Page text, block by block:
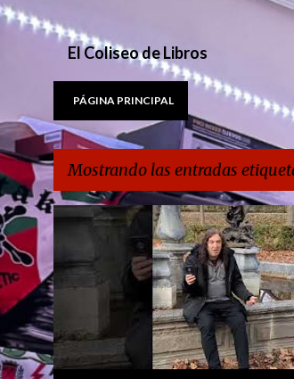
El Coliseo de Libros
PÁGINA PRINCIPAL
Mostrando las entradas
E
n
t
a
d
#ARANJUEZ #LUISCELAÁ
#POEMAS #POESIA #POESÍA #POETRY
#RECITANDO